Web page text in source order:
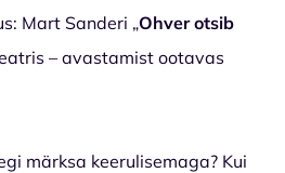
Mart Sanderi „Ohver otsib
– avastamist ootavas
märksa keerulisemaga? Kui